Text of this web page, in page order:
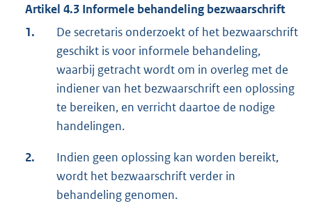
Artikel 4.3 Informele behandeling bezwaarschrift
1.
De secretaris onderzoekt of het bezwaarschrift
geschikt is voor informele behandeling,
waarbij getracht wordt om in overleg met de
indiener van het bezwaarschrift een oplossing
te bereiken, en verricht daartoe de nodige
handelingen.
2.
Indien geen oplossing kan worden bereikt,
wordt het bezwaarschrift verder in
behandeling genomen.